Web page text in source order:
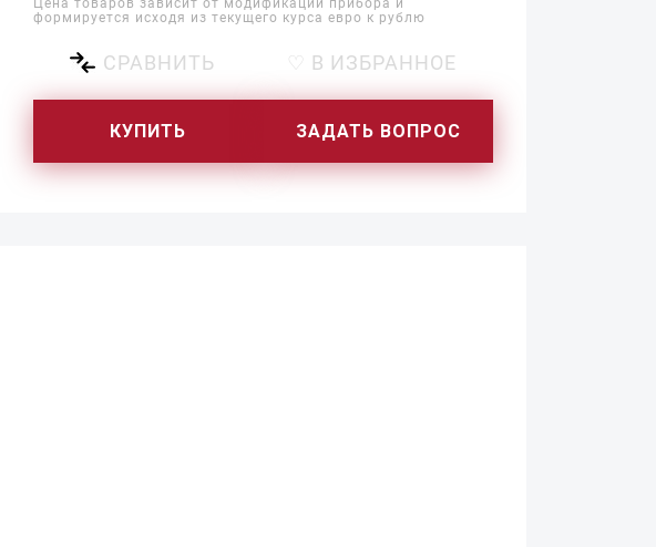
Цена товаров зависит от модификации прибора и
формируется исходя из текущего курса евро к рублю
СРАВНИТЬ ♡ В ИЗБРАННОЕ
КУПИТЬ ЗАДАТЬ ВОПРОС